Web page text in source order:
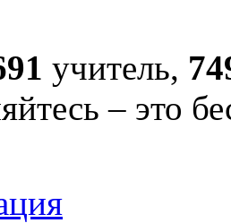
учитель,
– это